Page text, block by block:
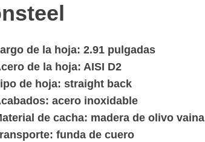
de la hoja: 2.91 pulgadas
de la hoja: AISI D2
de hoja: straight back
acero inoxidable
de cacha: madera de olivo vaina
funda de cuero